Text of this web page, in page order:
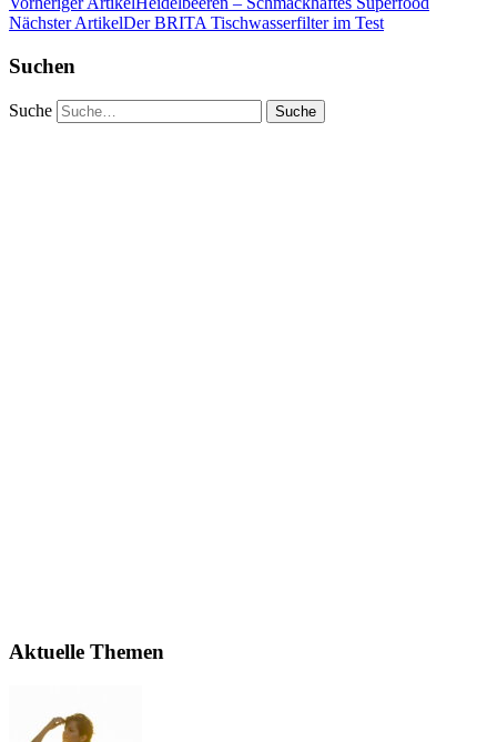
Nächster ArtikelDer BRITA Tischwasserfilter im Test
Suchen
Suche
Aktuelle Themen